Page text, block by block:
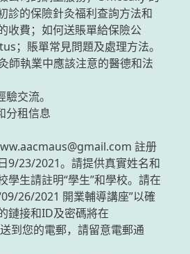
診的保險針灸福利查詢方法和
收費；如何送賬單給保險公
；賬單常見問題及處理方法。
師執業中應該注意的醫德和法
交流。
分租信息
註册
9/23/2021。請提供真實姓名和
學生請註明“學生”和學校。請在
26/2021 開業輔導講座”以確
鏈接和ID及密碼將在
到您的電郵，請留意電郵通